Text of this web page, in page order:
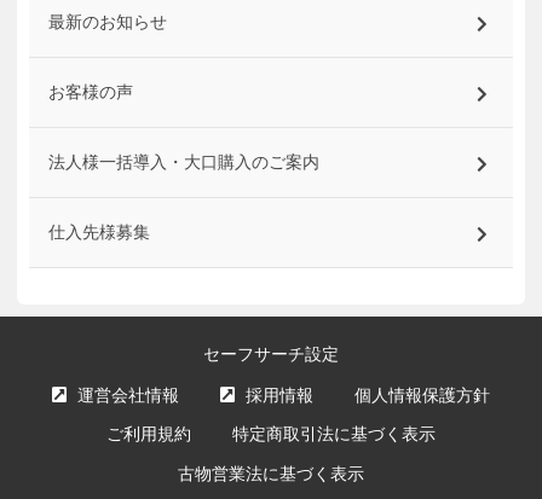
最新のお知らせ
お客様の声
法人様一括導入・大口購入のご案内
仕入先様募集
セーフサーチ設定
運営会社情報 採用情報 個人情報保護方針
ご利用規約 特定商取引法に基づく表示
古物営業法に基づく表示